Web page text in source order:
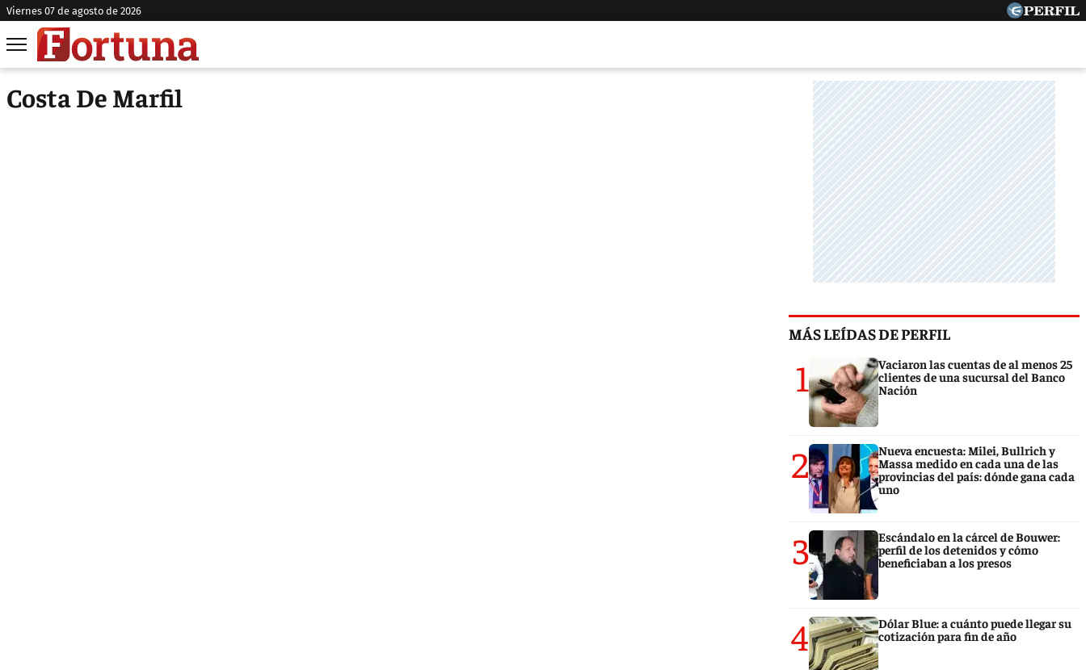
viernes 07 de agosto de 2026
Costa De Marfil
MÁS LEÍDAS DE PERFIL
1
Vaciaron las cuentas de al menos 25
clientes de una sucursal del Banco
Nación
2
Nueva encuesta: Milei, Bullrich y
Massa medido en cada una de las
provincias del país: dónde gana cada
uno
3
Escándalo en la cárcel de Bouwer:
perfil de los detenidos y cómo
beneficiaban a los presos
4
Dólar Blue: a cuánto puede llegar su
cotización para fin de año